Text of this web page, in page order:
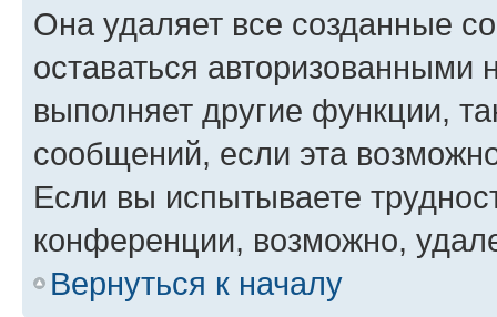
Она удаляет все созданные
оставаться авторизованными
выполняет другие функции,
сообщений, если эта
Если вы испытываете
конференции, возможно,
Вернуться к началу